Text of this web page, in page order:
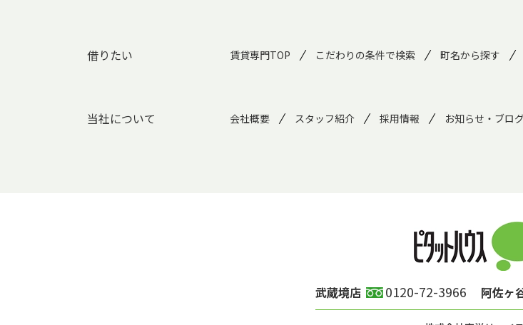
借りたい 賃貸専門TOP こだわりの条件で検索 町名から探す
当社について 会社概要 スタッフ紹介 採用情報 お知らせ・ブロ
武蔵境店 0120-72-3966 阿佐ヶ